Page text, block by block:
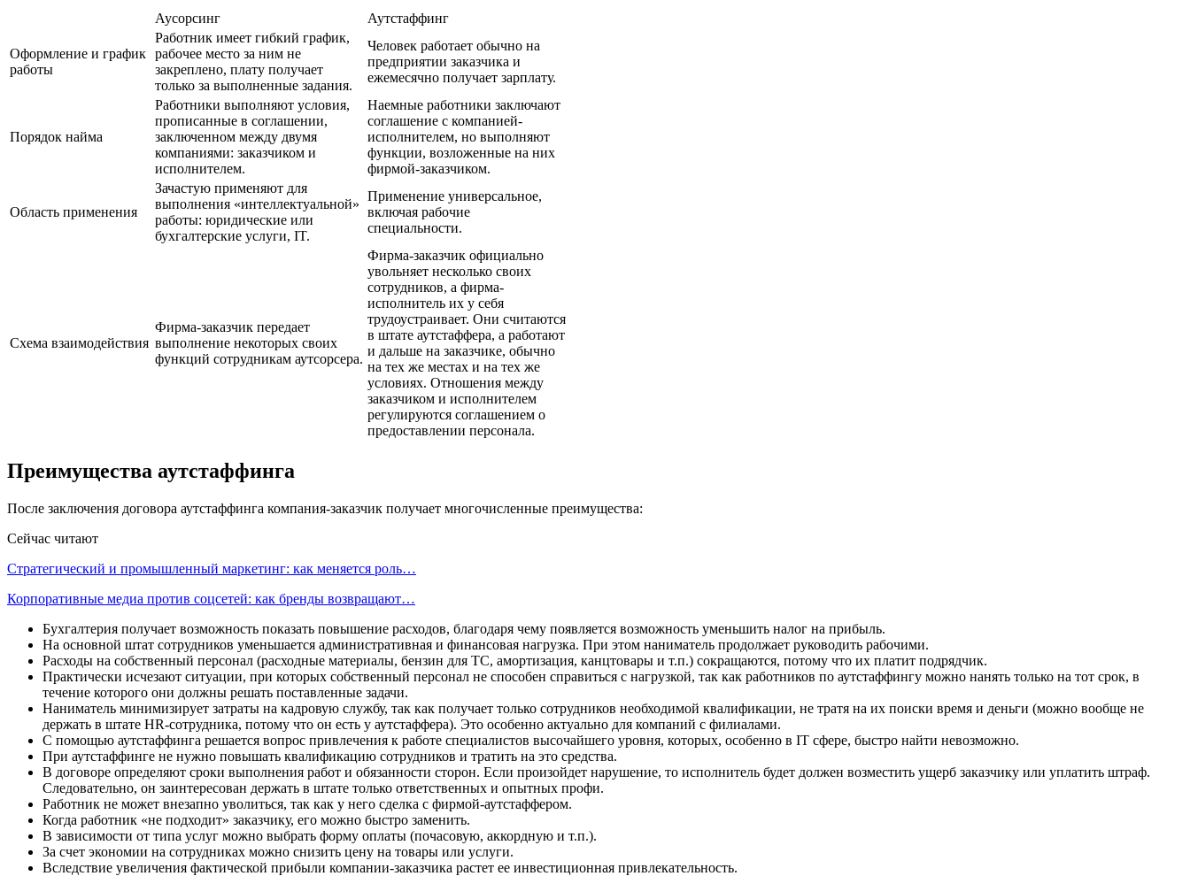
Аусорсинг Аутстаффинг
Оформление и график
работы
Работник имеет гибкий график,
рабочее место за ним не
закреплено, плату получает
только за выполненные задания.
Человек работает обычно на
предприятии заказчика и
ежемесячно получает зарплату.
Порядок найма
Работники выполняют условия,
прописанные в соглашении,
заключенном между двумя
компаниями: заказчиком и
исполнителем.
Наемные работники заключают
соглашение с компанией-
исполнителем, но выполняют
функции, возложенные на них
фирмой-заказчиком.
Область применения
Зачастую применяют для
выполнения «интеллектуальной»
работы: юридические или
бухгалтерские услуги, IT.
Применение универсальное,
включая рабочие
специальности.
Схема взаимодействия
Фирма-заказчик передает
выполнение некоторых своих
функций сотрудникам аутсорсера.
Фирма-заказчик официально
увольняет несколько своих
сотрудников, а фирма-
исполнитель их у себя
трудоустраивает. Они считаются
в штате аутстаффера, а работают
и дальше на заказчике, обычно
на тех же местах и на тех же
условиях. Отношения между
заказчиком и исполнителем
регулируются соглашением о
предоставлении персонала.
Преимущества аутстаффинга
После заключения договора аутстаффинга компания-заказчик получает многочисленные преимущества:
Сейчас читают
Стратегический и промышленный маркетинг: как меняется роль…
Корпоративные медиа против соцсетей: как бренды возвращают…
Бухгалтерия получает возможность показать повышение расходов, благодаря чему появляется возможность уменьшить налог на прибыль.
На основной штат сотрудников уменьшается административная и финансовая нагрузка. При этом наниматель продолжает руководить рабочими.
Расходы на собственный персонал (расходные материалы, бензин для ТС, амортизация, канцтовары и т.п.) сокращаются, потому что их платит подрядчик.
Практически исчезают ситуации, при которых собственный персонал не способен справиться с нагрузкой, так как работников по аутстаффингу можно нанять только на тот срок, в
течение которого они должны решать поставленные задачи.
Наниматель минимизирует затраты на кадровую службу, так как получает только сотрудников необходимой квалификации, не тратя на их поиски время и деньги (можно вообще не
держать в штате HR-сотрудника, потому что он есть у аутстаффера). Это особенно актуально для компаний с филиалами.
С помощью аутстаффинга решается вопрос привлечения к работе специалистов высочайшего уровня, которых, особенно в IT сфере, быстро найти невозможно.
При аутстаффинге не нужно повышать квалификацию сотрудников и тратить на это средства.
В договоре определяют сроки выполнения работ и обязанности сторон. Если произойдет нарушение, то исполнитель будет должен возместить ущерб заказчику или уплатить штраф.
Следовательно, он заинтересован держать в штате только ответственных и опытных профи.
Работник не может внезапно уволиться, так как у него сделка с фирмой-аутстаффером.
Когда работник «не подходит» заказчику, его можно быстро заменить.
В зависимости от типа услуг можно выбрать форму оплаты (почасовую, аккордную и т.п.).
За счет экономии на сотрудниках можно снизить цену на товары или услуги.
Вследствие увеличения фактической прибыли компании-заказчика растет ее инвестиционная привлекательность.